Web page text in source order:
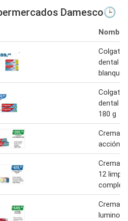
Damesco🕒
Nombre
Colgate
dental
Colgate
dental
180 g
Crema
acción
Crema
12
Crema